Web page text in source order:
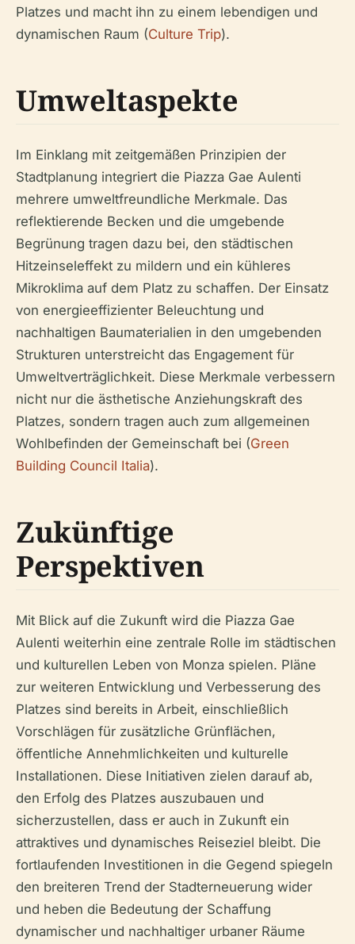
Platzes und macht ihn zu einem lebendigen und
dynamischen Raum (Culture Trip).
Umweltaspekte
Im Einklang mit zeitgemäßen Prinzipien der
Stadtplanung integriert die Piazza Gae Aulenti
mehrere umweltfreundliche Merkmale. Das
reflektierende Becken und die umgebende
Begrünung tragen dazu bei, den städtischen
Hitzeinseleffekt zu mildern und ein kühleres
Mikroklima auf dem Platz zu schaffen. Der Einsatz
von energieeffizienter Beleuchtung und
nachhaltigen Baumaterialien in den umgebenden
Strukturen unterstreicht das Engagement für
Umweltverträglichkeit. Diese Merkmale verbessern
nicht nur die ästhetische Anziehungskraft des
Platzes, sondern tragen auch zum allgemeinen
Wohlbefinden der Gemeinschaft bei (Green
Building Council Italia).
Zukünftige
Perspektiven
Mit Blick auf die Zukunft wird die Piazza Gae
Aulenti weiterhin eine zentrale Rolle im städtischen
und kulturellen Leben von Monza spielen. Pläne
zur weiteren Entwicklung und Verbesserung des
Platzes sind bereits in Arbeit, einschließlich
Vorschlägen für zusätzliche Grünflächen,
öffentliche Annehmlichkeiten und kulturelle
Installationen. Diese Initiativen zielen darauf ab,
den Erfolg des Platzes auszubauen und
sicherzustellen, dass er auch in Zukunft ein
attraktives und dynamisches Reiseziel bleibt. Die
fortlaufenden Investitionen in die Gegend spiegeln
den breiteren Trend der Stadterneuerung wider
und heben die Bedeutung der Schaffung
dynamischer und nachhaltiger urbaner Räume